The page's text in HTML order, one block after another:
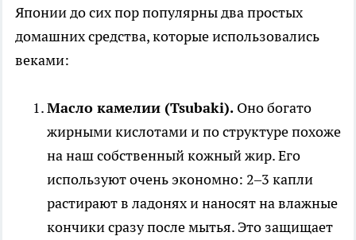
Японии до сих пор популярны два простых
домашних средства, которые использовались
веками:
Масло камелии (Tsubaki). Оно богато
жирными кислотами и по структуре похоже
на наш собственный кожный жир. Его
используют очень экономно: 2–3 капли
растирают в ладонях и наносят на влажные
кончики сразу после мытья. Это защищает